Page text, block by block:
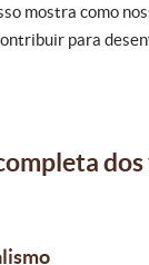
mostra como
para